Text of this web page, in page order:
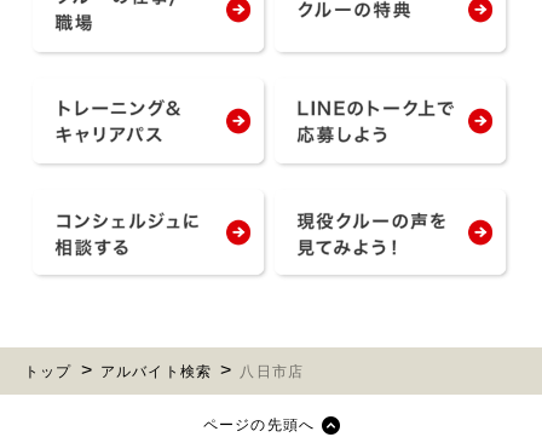
トップ アルバイト検索 八日市店
ページの先頭へ